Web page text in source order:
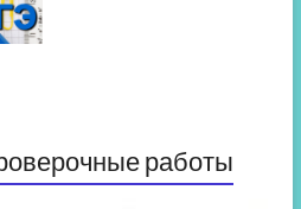
работы